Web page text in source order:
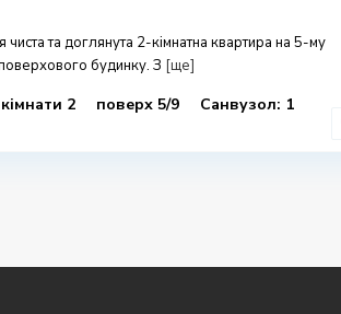
чиста та доглянута 2-кімнатна квартира на 5-му
будинку. З [ще]
кімнати 2 поверх 5/9 Санвузол: 1